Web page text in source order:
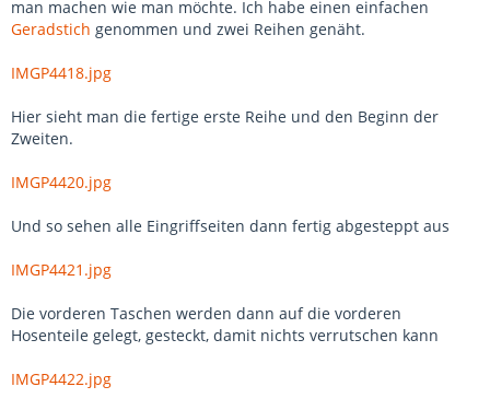
man machen wie man möchte. Ich habe einen einfachen
Geradstich genommen und zwei Reihen genäht.
IMGP4418.jpg
Hier sieht man die fertige erste Reihe und den Beginn der
Zweiten.
IMGP4420.jpg
Und so sehen alle Eingriffseiten dann fertig abgesteppt aus
IMGP4421.jpg
Die vorderen Taschen werden dann auf die vorderen
Hosenteile gelegt, gesteckt, damit nichts verrutschen kann
IMGP4422.jpg